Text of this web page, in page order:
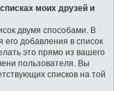
моих друзей и
двумя способами. В
его добавления в список
это прямо из вашего
пользователя. Вы
списков на той